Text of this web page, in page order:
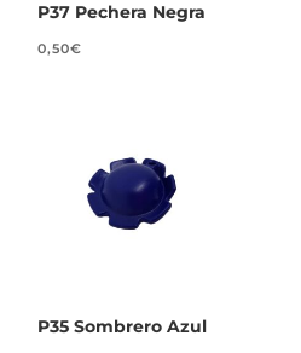
P37 Pechera Negra
0,50€
P35 Sombrero Azul